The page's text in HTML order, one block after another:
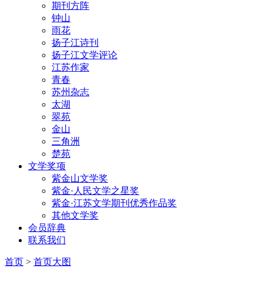
期刊方阵
钟山
雨花
扬子江诗刊
扬子江文学评论
江苏作家
青春
苏州杂志
太湖
翠苑
金山
三角洲
楚苑
文学奖项
紫金山文学奖
紫金·人民文学之星奖
紫金·江苏文学期刊优秀作品奖
其他文学奖
会员辞典
联系我们
首页 > 首页大图